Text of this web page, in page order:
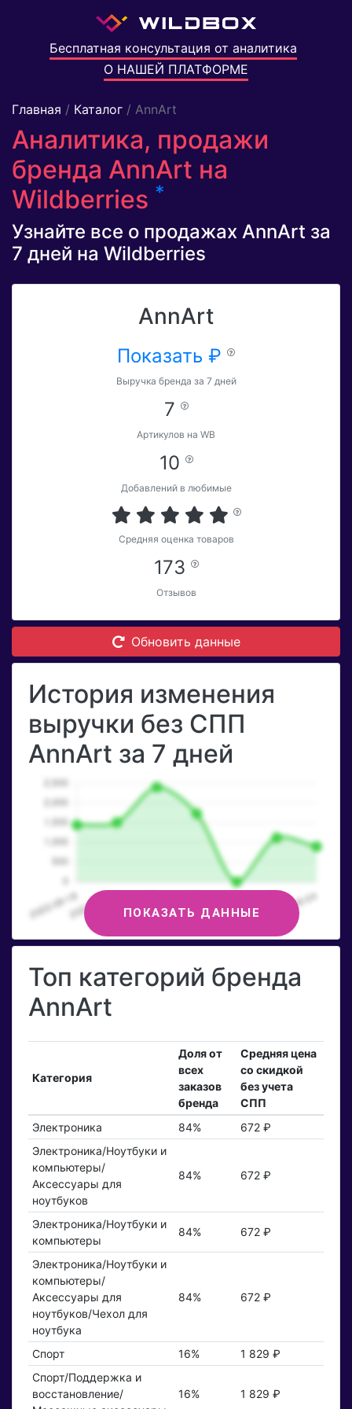
Бесплатная консультация от аналитика
О НАШЕЙ ПЛАТФОРМЕ
Главная / Каталог / AnnArt
Аналитика, продажи
бренда AnnArt на
Wildberries *
Узнайте все о продажах AnnArt за
7 дней на Wildberries
AnnArt
Показать ₽
Выручка бренда за 7 дней
7
Артикулов на WB
10
Добавлений в любимые
Средняя оценка товаров
173
Отзывов
Обновить данные
История изменения
выручки без СПП
AnnArt за 7 дней
ПОКАЗАТЬ ДАННЫЕ
Топ категорий бренда
AnnArt
Категория
Доля от
всех
заказов
бренда
Средняя цена
со скидкой
без учета
СПП
Электроника
84%
672 ₽
Электроника/Ноутбуки и
компьютеры/
Аксессуары для
ноутбуков
84% 672 ₽
Электроника/Ноутбуки и
компьютеры
84% 672 ₽
Электроника/Ноутбуки и
компьютеры/
Аксессуары для
ноутбуков/Чехол для
ноутбука
84% 672 ₽
Спорт 16%
1 829 ₽
Спорт/Поддержка и
восстановление/
16% 1 829 ₽